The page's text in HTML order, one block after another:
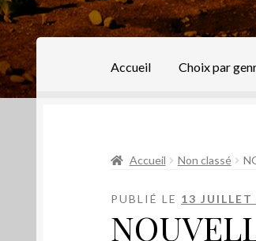
navigation
Accueil Choix par
Accueil Non classé
PUBLIÉ LE 13 JUILLET